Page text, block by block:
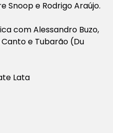
Snoop e Rodrigo Araújo.
com Alessandro Buzo,
e Tubarão (Du
Lata